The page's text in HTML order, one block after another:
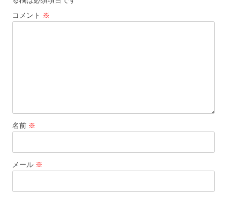
シ
ョ
コメント ※
名前 ※
メール ※